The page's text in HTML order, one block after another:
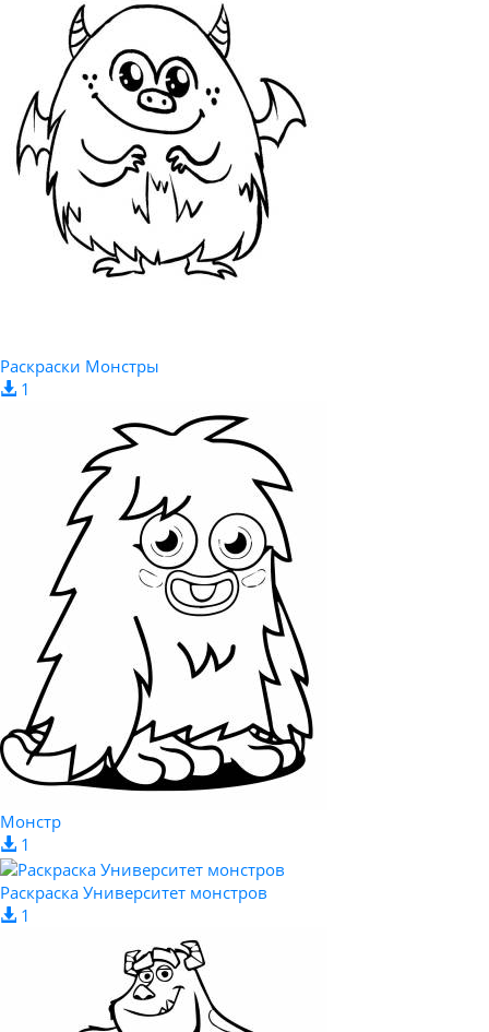
Раскраски Монстры
1
Монстр
1
Раскраска Университет монстров
1